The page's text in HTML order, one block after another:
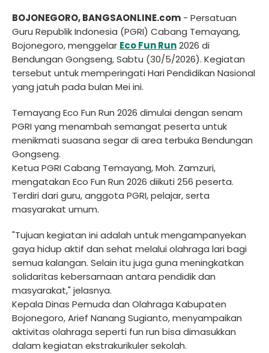
BOJONEGORO, BANGSAONLINE.com - Persatuan
Guru Republik Indonesia (PGRI) Cabang Temayang,
Bojonegoro, menggelar Eco Fun Run2026 di
Bendungan Gongseng, Sabtu (30/5/2026). Kegiatan
tersebut untuk memperingati Hari Pendidikan Nasional
yang jatuh pada bulan Mei ini.
Temayang Eco Fun Run 2026 dimulai dengan senam
PGRI yang menambah semangat peserta untuk
menikmati suasana segar di area terbuka Bendungan
Gongseng.
Ketua PGRI Cabang Temayang, Moh. Zamzuri,
mengatakan Eco Fun Run 2026 diikuti 256 peserta.
Terdiri dari guru, anggota PGRI, pelajar, serta
masyarakat umum.
"Tujuan kegiatan ini adalah untuk mengampanyekan
gaya hidup aktif dan sehat melalui olahraga lari bagi
semua kalangan. Selain itu juga guna meningkatkan
solidaritas kebersamaan antara pendidik dan
masyarakat," jelasnya.
Kepala Dinas Pemuda dan Olahraga Kabupaten
Bojonegoro, Arief Nanang Sugianto, menyampaikan
aktivitas olahraga seperti fun run bisa dimasukkan
dalam kegiatan ekstrakurikuler sekolah.